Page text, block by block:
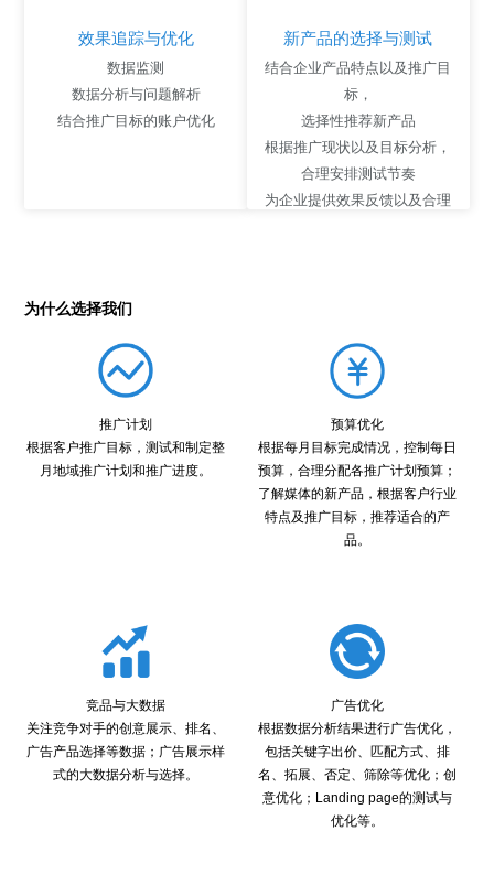
效果追踪与优化
数据监测
数据分析与问题解析
结合推广目标的账户优化
新产品的选择与测试
结合企业产品特点以及推广目
标，
选择性推荐新产品
根据推广现状以及目标分析，
合理安排测试节奏
为企业提供效果反馈以及合理
为什么选择我们
推广计划
根据客户推广目标，测试和制定整
月地域推广计划和推广进度。
预算优化
根据每月目标完成情况，控制每日
预算，合理分配各推广计划预算；
了解媒体的新产品，根据客户行业
特点及推广目标，推荐适合的产
品。
竞品与大数据
关注竞争对手的创意展示、排名、
广告产品选择等数据；广告展示样
式的大数据分析与选择。
广告优化
根据数据分析结果进行广告优化，
包括关键字出价、匹配方式、排
名、拓展、否定、筛除等优化；创
意优化；Landing page的测试与
优化等。